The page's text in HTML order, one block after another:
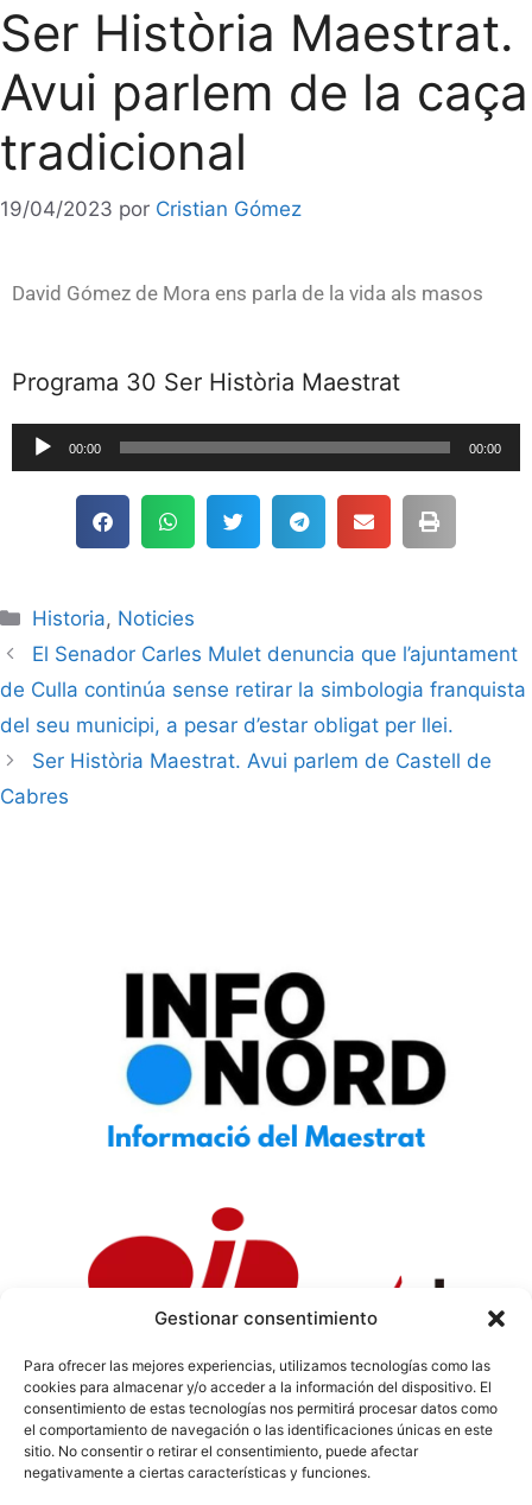
Gestionar consentimiento
Para ofrecer las mejores experiencias, utilizamos tecnologías como las
cookies para almacenar y/o acceder a la información del dispositivo. El
consentimiento de estas tecnologías nos permitirá procesar datos como
el comportamiento de navegación o las identificaciones únicas en este
sitio. No consentir o retirar el consentimiento, puede afectar
negativamente a ciertas características y funciones.
Ser Història Maestrat.
Avui parlem de la caça
tradicional
19/04/2023 por Cristian Gómez
David Gómez de Mora ens parla de la vida als masos
Programa 30 Ser Història Maestrat
Reproductor
de
00:00 00:00
Historia, Noticies
El Senador Carles Mulet denuncia que l’ajuntament
de Culla continúa sense retirar la simbologia franquista
del seu municipi, a pesar d’estar obligat per llei.
Ser Història Maestrat. Avui parlem de Castell de
Cabres
Política de Privacidad| Política de Cookies|Aviso
Legal|Codi ètic|Tarifes de Publicitat